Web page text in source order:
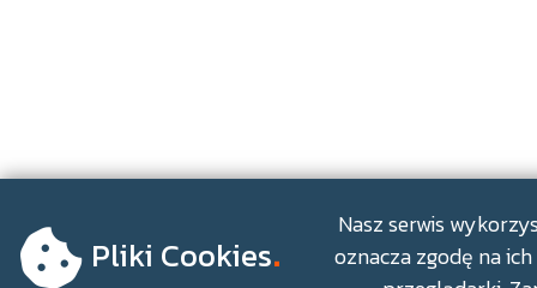
Pliki Cookies.
Nasz serwis
oznacza zgodę na